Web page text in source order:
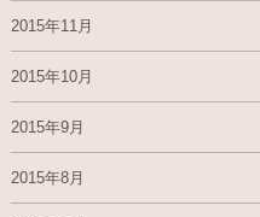
2015年11月
2015年10月
2015年9月
2015年8月